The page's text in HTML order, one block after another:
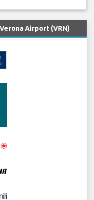
Airport (VRN)